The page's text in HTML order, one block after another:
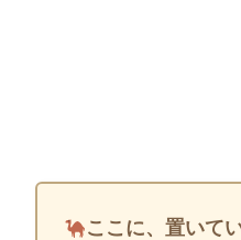
ここに、置いて